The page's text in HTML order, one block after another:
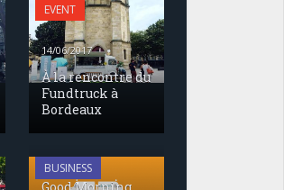
EVENT
14/06/2017
À la rencontre du
Fundtruck à
Bordeaux
BUSINESS
17/05/2017
Good Morning